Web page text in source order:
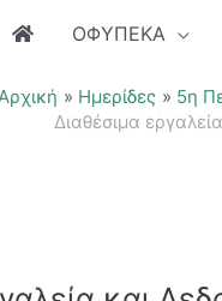
ΟΦΥΠΕΚΑ
Ημερίδες
5η
Διαθέσιμα